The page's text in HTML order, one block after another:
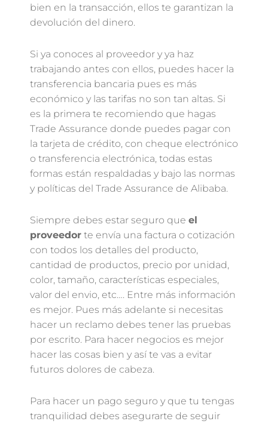
bien en la transacción, ellos te garantizan la
devolución del dinero.
Si ya conoces al proveedor y ya haz
trabajando antes con ellos, puedes hacer la
transferencia bancaria pues es más
económico y las tarifas no son tan altas. Si
es la primera te recomiendo que hagas
Trade Assurance donde puedes pagar con
la tarjeta de crédito, con cheque electrónico
o transferencia electrónica, todas estas
formas están respaldadas y bajo las normas
y políticas del Trade Assurance de Alibaba.
Siempre debes estar seguro que el
proveedor te envía una factura o cotización
con todos los detalles del producto,
cantidad de productos, precio por unidad,
color, tamaño, características especiales,
valor del envio, etc…. Entre más información
es mejor. Pues más adelante si necesitas
hacer un reclamo debes tener las pruebas
por escrito. Para hacer negocios es mejor
hacer las cosas bien y así te vas a evitar
futuros dolores de cabeza.
Para hacer un pago seguro y que tu tengas
tranquilidad debes asegurarte de seguir